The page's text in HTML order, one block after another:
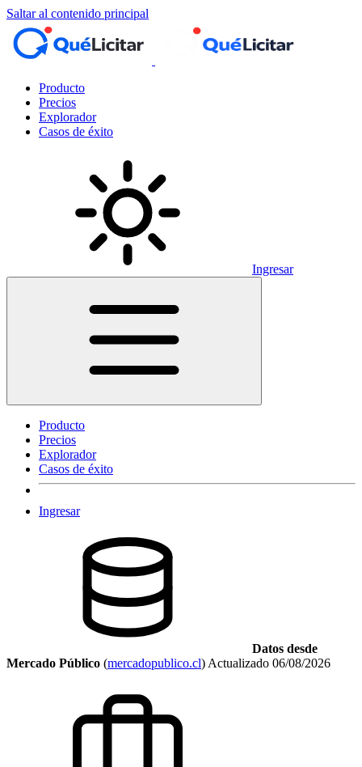
Saltar al contenido principal
Producto
Precios
Explorador
Casos de éxito
Ingresar
Producto
Precios
Explorador
Casos de éxito
Ingresar
Datos desde
Mercado Público (mercadopublico.cl) Actualizado 06/08/2026